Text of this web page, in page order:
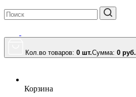
Кол.во товаров: 0 шт.Сумма: 0 руб.
Корзина